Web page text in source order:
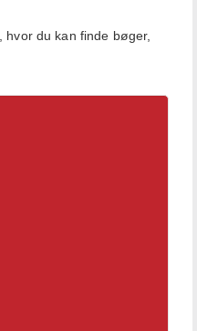
hvor du kan finde bøger,